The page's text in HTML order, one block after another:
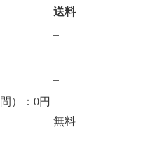
送料
–
–
–
）：0円
無料